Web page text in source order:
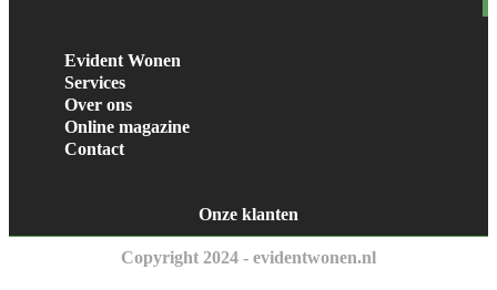
Evident Wonen
Services
Over ons
Online magazine
Contact
Onze klanten
Copyright 2024 - evidentwonen.nl